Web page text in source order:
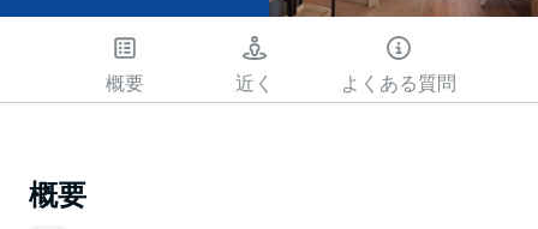
概要 近く よくある質問
概要